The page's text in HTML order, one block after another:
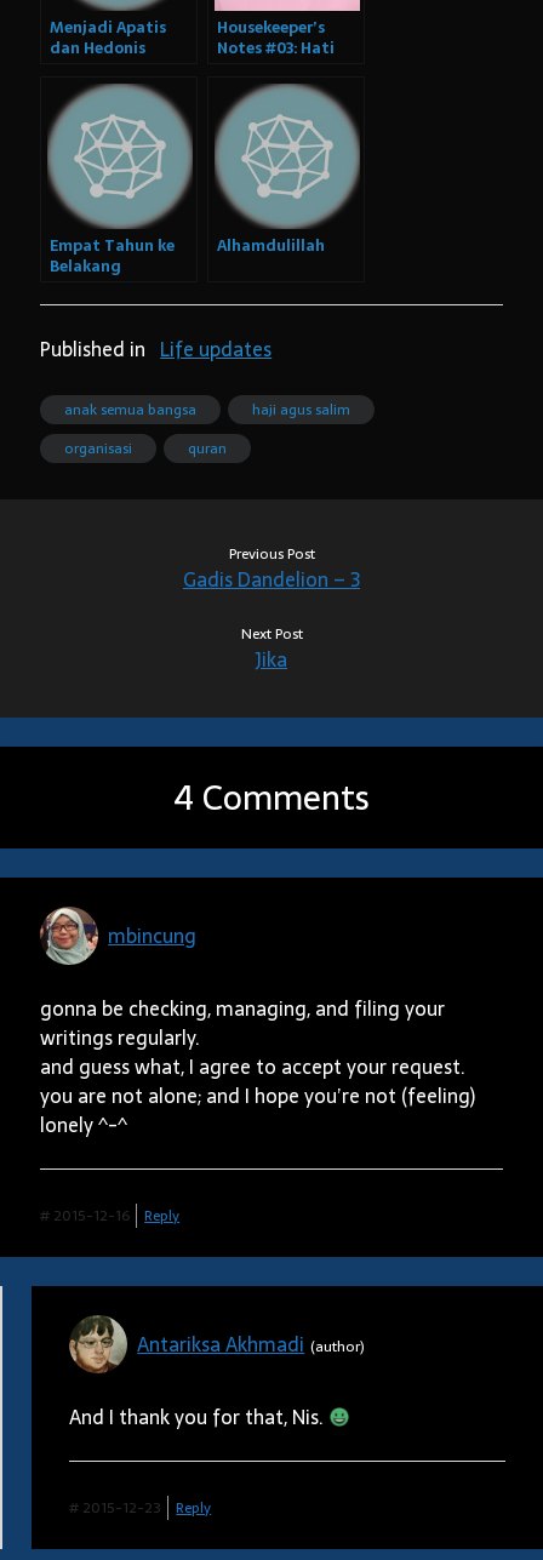
Menjadi Apatis
dan Hedonis
Housekeeper’s
Notes #03: Hati
Empat Tahun ke
Belakang
Alhamdulillah
Published in Life updates
anak semua bangsa
haji agus salim
organisasi
quran
Previous Post
Gadis Dandelion – 3
Next Post
Jika
4 Comments
mbincung
gonna be checking, managing, and filing your
writings regularly.
and guess what, I agree to accept your request.
you are not alone; and I hope you’re not (feeling)
lonely ^-^
# 2015-12-16 Reply
Antariksa Akhmadi
And I thank you for that, Nis.
# 2015-12-23 Reply